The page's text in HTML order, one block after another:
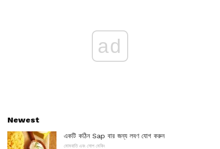
ad
Newest
একটি কঠিন Sap বার জন্য লবণ যোগ করুন
মোমবাতি এবং সোপ মেকিং